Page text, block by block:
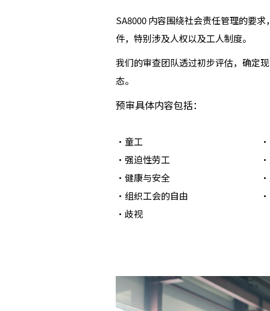
SA8000 内容围绕社会责任管理的要
件，特别涉及人权以及工人制度。
我们的审查团队透过初步评估，确定
态。
预审具体内容包括：
・童工
・强迫性劳工
・健康与安全
・组织工会的自由
・歧视